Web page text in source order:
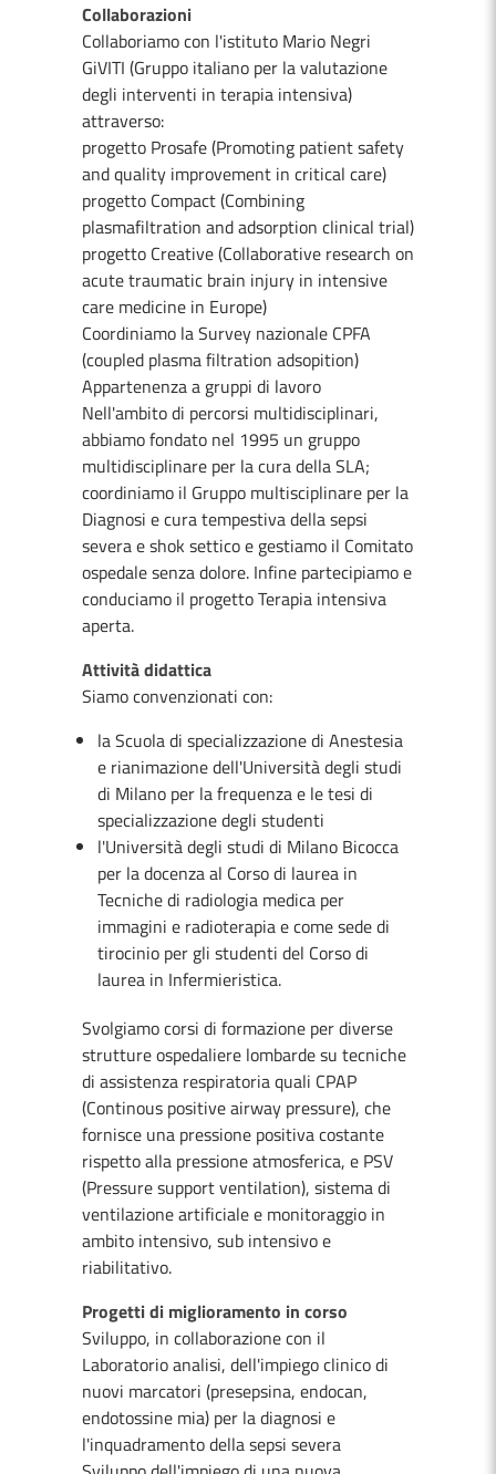
Collaborazioni
Collaboriamo con l'istituto Mario Negri
GiVITI (Gruppo italiano per la valutazione
degli interventi in terapia intensiva)
attraverso:
progetto Prosafe (Promoting patient safety
and quality improvement in critical care)
progetto Compact (Combining
plasmafiltration and adsorption clinical trial)
progetto Creative (Collaborative research on
acute traumatic brain injury in intensive
care medicine in Europe)
Coordiniamo la Survey nazionale CPFA
(coupled plasma filtration adsopition)
Appartenenza a gruppi di lavoro
Nell'ambito di percorsi multidisciplinari,
abbiamo fondato nel 1995 un gruppo
multidisciplinare per la cura della SLA;
coordiniamo il Gruppo multisciplinare per la
Diagnosi e cura tempestiva della sepsi
severa e shok settico e gestiamo il Comitato
ospedale senza dolore. Infine partecipiamo e
conduciamo il progetto Terapia intensiva
aperta.
Attività didattica
Siamo convenzionati con:
la Scuola di specializzazione di Anestesia
e rianimazione dell'Università degli studi
di Milano per la frequenza e le tesi di
specializzazione degli studenti
l'Università degli studi di Milano Bicocca
per la docenza al Corso di laurea in
Tecniche di radiologia medica per
immagini e radioterapia e come sede di
tirocinio per gli studenti del Corso di
laurea in Infermieristica.
Svolgiamo corsi di formazione per diverse
strutture ospedaliere lombarde su tecniche
di assistenza respiratoria quali CPAP
(Continous positive airway pressure), che
fornisce una pressione positiva costante
rispetto alla pressione atmosferica, e PSV
(Pressure support ventilation), sistema di
ventilazione artificiale e monitoraggio in
ambito intensivo, sub intensivo e
riabilitativo.
Progetti di miglioramento in corso
Sviluppo, in collaborazione con il
Laboratorio analisi, dell'impiego clinico di
nuovi marcatori (presepsina, endocan,
endotossine mia) per la diagnosi e
l'inquadramento della sepsi severa